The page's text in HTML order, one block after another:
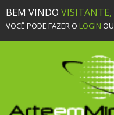
BEM VINDO VISITANTE,
VOCÊ PODE FAZER O LOGIN OU